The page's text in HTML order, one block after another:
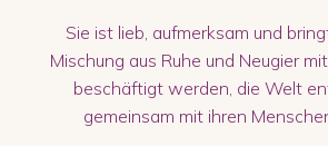
Sie ist lieb, aufmerksam und
Mischung aus Ruhe und Neugier
beschäftigt werden, die Welt
gemeinsam mit ihren